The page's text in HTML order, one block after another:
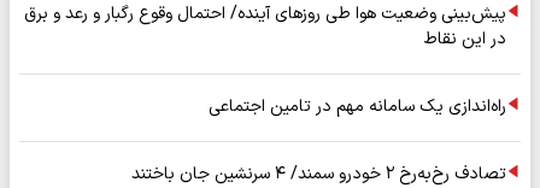
پیش‌بینی وضعیت هوا طی روزهای آینده/ احتمال وقوع رگبار و رعد و برق
در این نقاط
راه‌اندازی یک سامانه مهم در تامین اجتماعی
تصادف رخ‌به‌رخ ۲ خودرو سمند/ ۴ سرنشین جان باختند